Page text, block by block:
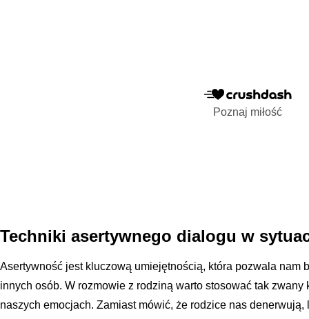
Poznaj miłość
Techniki asertywnego dialogu w
Asertywność jest kluczową umiejętnością, która pozwala nam
innych osób. W rozmowie z rodziną warto stosować tak
naszych emocjach. Zamiast mówić, że rodzice nas